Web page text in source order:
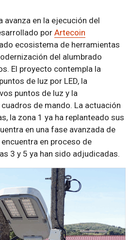
avanza en la ejecución del
porArtecoin
ecosistema de herramientas
del alumbrado
El proyecto contempla la
de luz por LED, la
puntos de luz y la
de mando. La actuación
la zona 1 ya ha replanteado sus
en una fase avanzada de
en proceso de
3 y 5 ya han sido adjudicadas.